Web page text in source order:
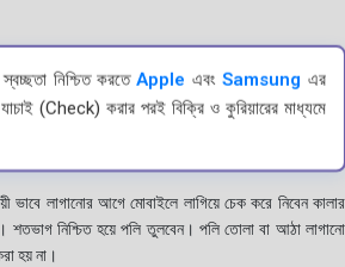
নিশ্চিত করতে Apple এবং Samsung এর
(Check) করার পরই বিক্রি ও কুরিয়ারের মাধ্যমে
লাগানোর আগে মোবাইলে লাগিয়ে চেক করে নিবেন কালার
শতভাগ নিশ্চিত হয়ে পলি তুলবেন। পলি তোলা বা আঠা লাগানো
হয় না।